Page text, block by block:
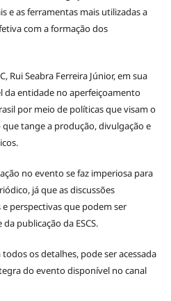
e as ferramentas mais utilizadas a
com a formação dos
Rui Seabra Ferreira Júnior, em sua
da entidade no aperfeiçoamento
por meio de políticas que visam o
tange a produção, divulgação e
no evento se faz imperiosa para
já que as discussões
perspectivas que podem ser
publicação da ESCS.
os detalhes, pode ser acessada
do evento disponível no canal